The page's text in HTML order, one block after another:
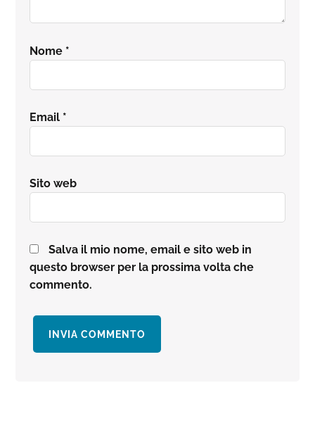
Nome *
Email *
Sito web
Salva il mio nome, email e sito web in
questo browser per la prossima volta che
commento.